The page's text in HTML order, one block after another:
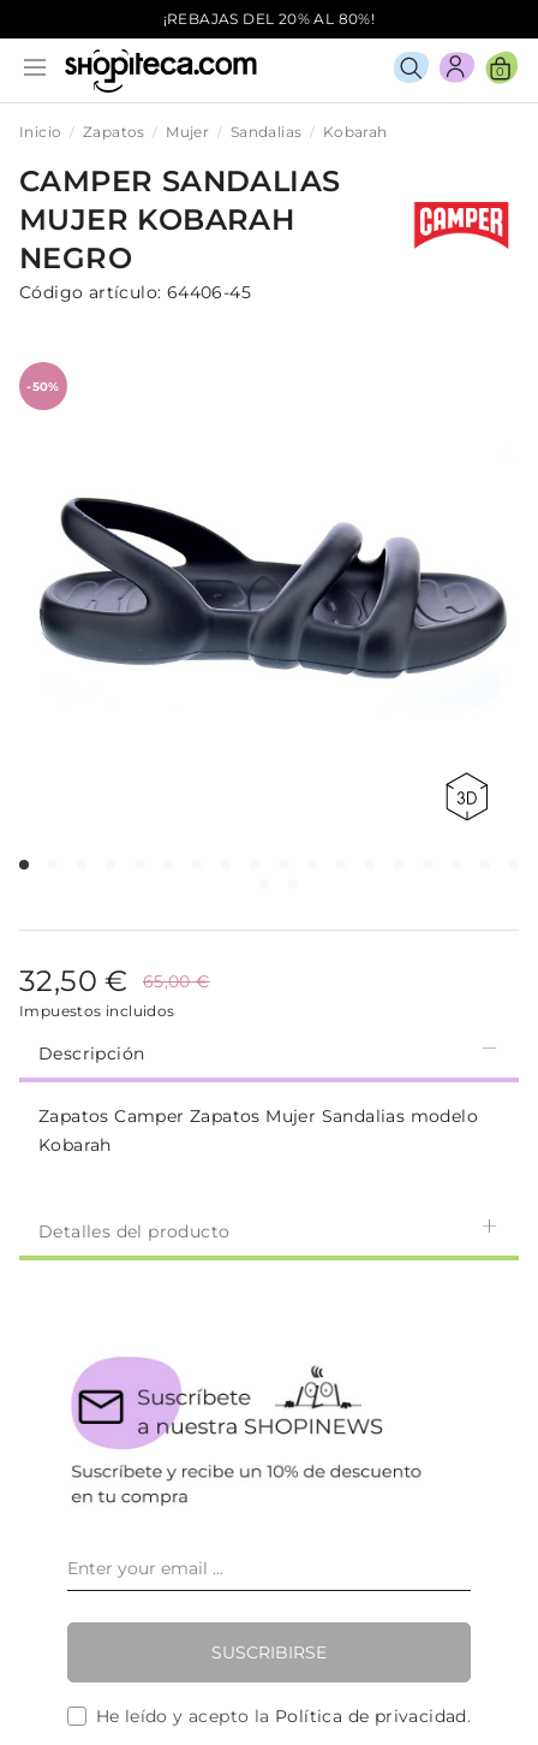
¡REBAJAS DEL 20% AL 80%!
0
Inicio Zapatos Mujer Sandalias Kobarah
CAMPER SANDALIAS
MUJER KOBARAH
NEGRO
Código artículo: 64406-45
-50%
32,50 € 65,00 €
Impuestos incluidos
Descripción
Zapatos Camper Zapatos Mujer Sandalias modelo
Kobarah
Detalles del producto
SUSCRIBIRSE
He leído y acepto la Política de privacidad.